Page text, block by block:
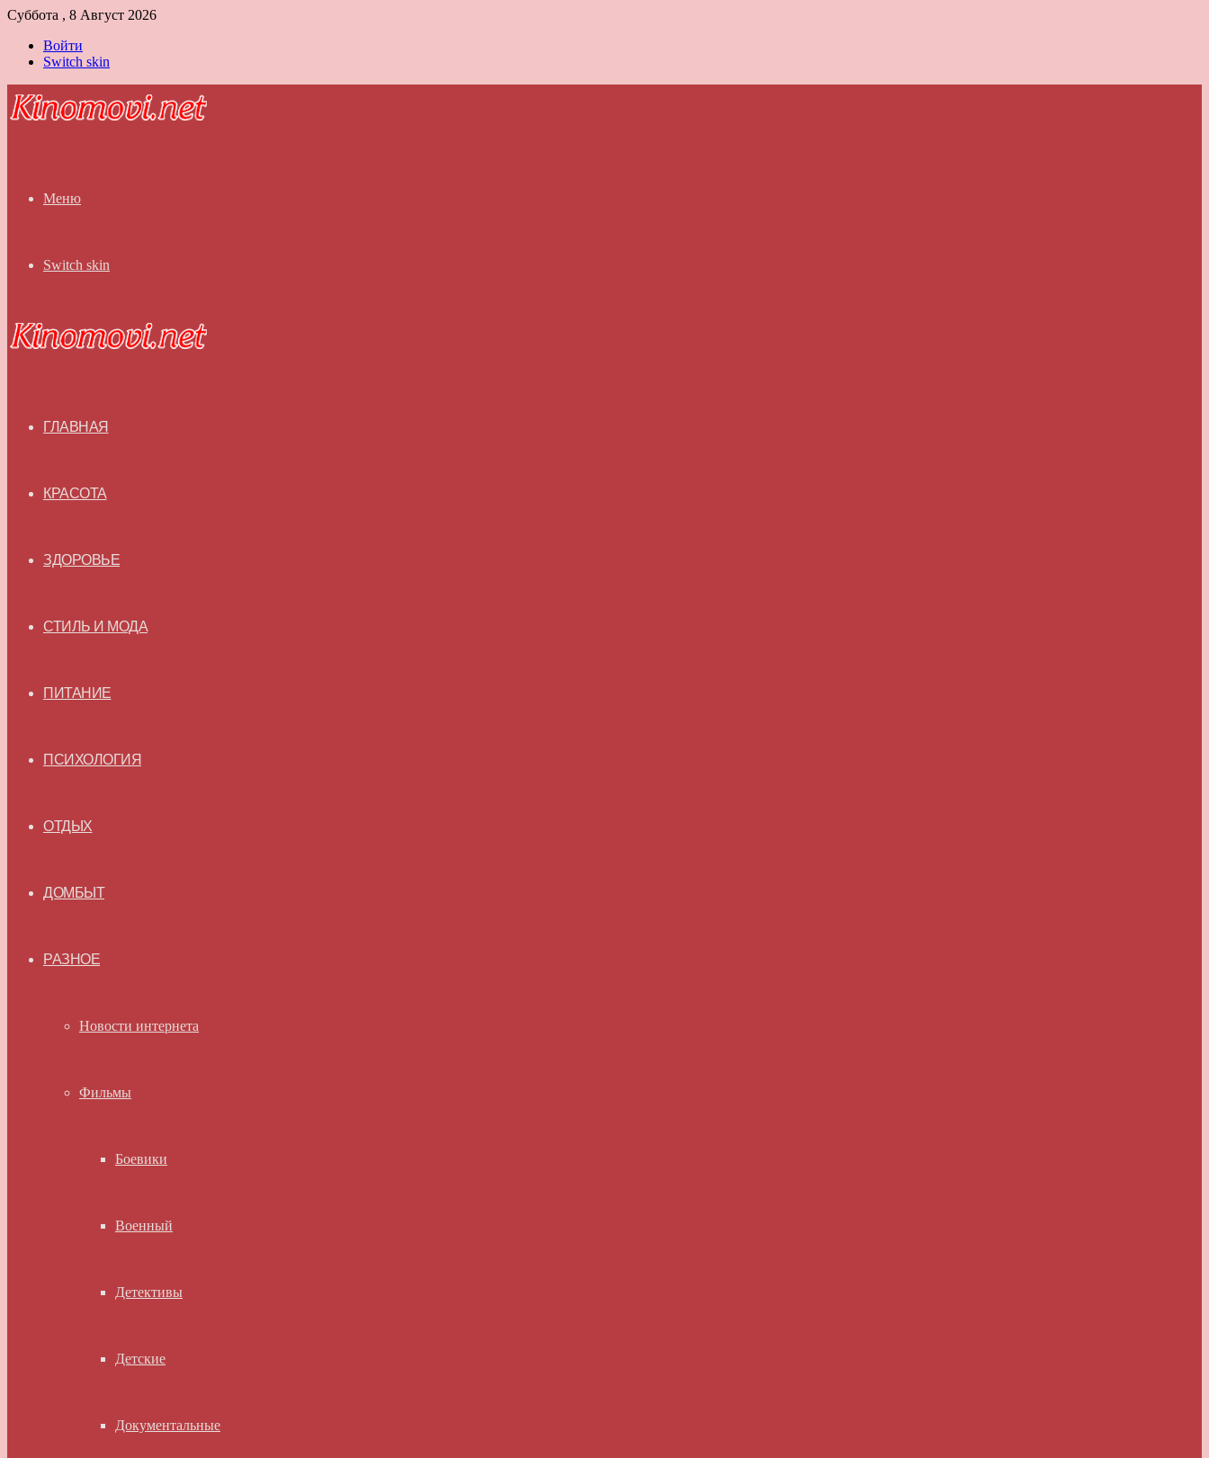
Суббота , 8 Август 2026
Войти
Switch skin
Меню
Switch skin
ГЛАВНАЯ
КРАСОТА
ЗДОРОВЬЕ
СТИЛЬ И МОДА
ПИТАНИЕ
ПСИХОЛОГИЯ
ОТДЫХ
ДОМБЫТ
РАЗНОЕ
Новости интернета
Фильмы
Боевики
Военный
Детективы
Детские
Документальные